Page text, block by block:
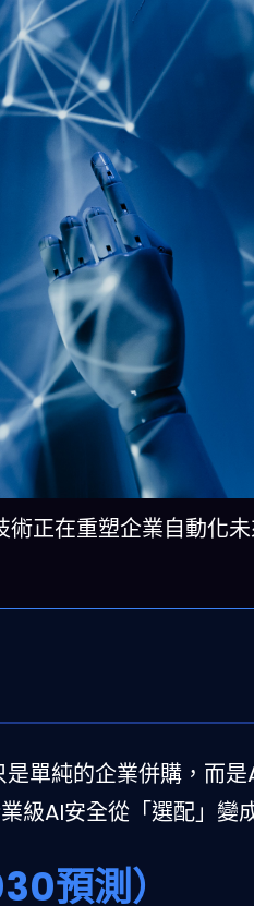
術正在重塑企業自動
單純的企業併購，而
級AI安全從「選配」變
預測）